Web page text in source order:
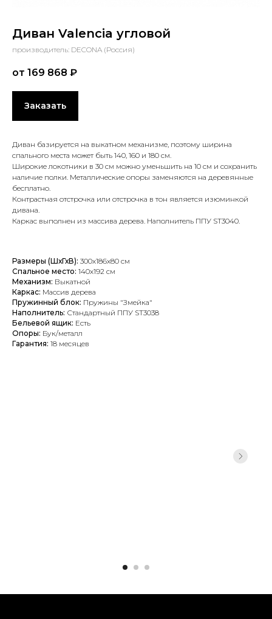
Диван Valencia угловой
производитель: DECONA (Россия)
от 169 868 ₽
Заказать
Диван базируется на выкатном механизме, поэтому ширина
спального места может быть 140, 160 и 180 см.
Широкие локотники в 30 см можно уменьшить на 10 см и сохранить
наличие полки. Металлические опоры заменяются на деревянные
бесплатно.
Контрастная отстрочка или отстрочка в тон является изюминкой
дивана.
Каркас выполнен из массива дерева. Наполнитель ППУ ST3040.
Размеры (ШхГхВ): 300х186х80 см
Спальное место: 140х192 см
Механизм: Выкатной
Каркас: Массив дерева
Пружинный блок: Пружины "Змейка"
Наполнитель: Стандартный ППУ ST3038
Бельевой ящик: Есть
Опоры: Бук/металл
Гарантия: 18 месяцев